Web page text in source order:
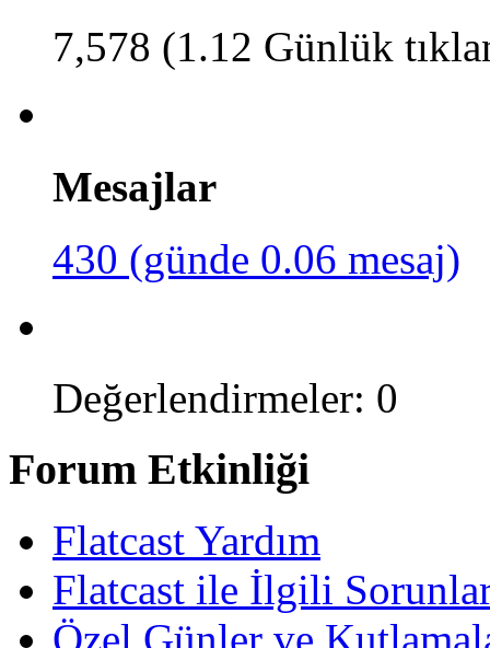
7,578 (1.12 Günlük
Mesajlar
430 (günde 0.06 mesaj)
Değerlendirmeler: 0
Forum Etkinliği
Flatcast Yardım
Flatcast ile İlgili
Özel Günler ve